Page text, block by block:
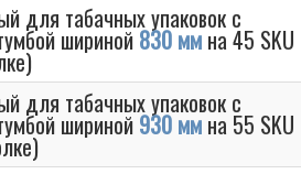
для табачных упаковок с
шириной830 мм на 45 SKU
для табачных упаковок с
шириной930 мм на 55 SKU